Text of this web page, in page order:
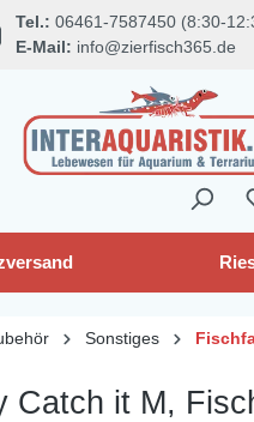
Tel.: 06461-7587450 (8:30-
E-Mail: info@zierfisch365.de
Sonstiges
Catch it M,